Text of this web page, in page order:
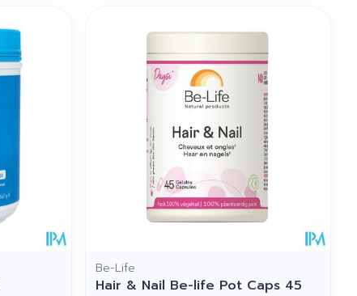
Be-Life
Hair & Nail Be-life Pot Caps 45